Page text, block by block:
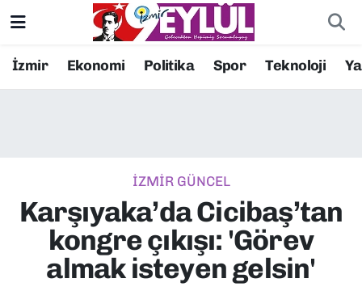
İzmir Ekonomi Politika Spor Teknoloji
İZMİR GÜNCEL
Karşıyaka’da Cicibaş’tan
kongre çıkışı: 'Görev
almak isteyen gelsin'
Resmi İlanlar
EKONOMİ
KÜLTÜR SANAT
Konak Nöbetçi Eczaneler
Süper Lig Puan Durumu ve Fikstür
Tüm Manşetler
Son Dakika Haberleri